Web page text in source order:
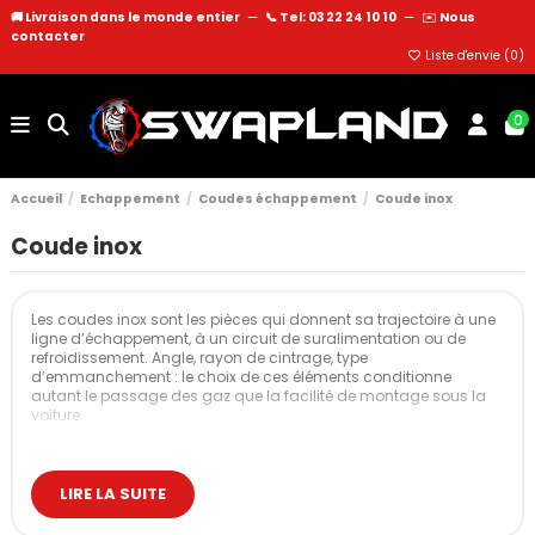
🚚 Livraison dans le monde entier — 📞 Tel: 03 22 24 10 10 — ✉️ Nous
contacter
Liste d'envie (0)
0
Accueil Echappement Coudes échappement Coude inox
Coude inox
Les coudes inox sont les pièces qui donnent sa trajectoire à une
ligne d’échappement, à un circuit de suralimentation ou de
refroidissement. Angle, rayon de cintrage, type
d’emmanchement : le choix de ces éléments conditionne
autant le passage des gaz que la facilité de montage sous la
voiture.
Les coudes inox proposés par Swapland couvrent l’essentiel des
configurations rencontrées en préparation :
LIRE LA SUITE